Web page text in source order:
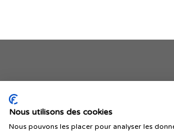
Je publie mon
Nous utilisons des cookies
Nous pouvons les placer pour analyser les